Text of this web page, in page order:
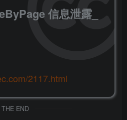
信息泄露_
2117.html
THE END